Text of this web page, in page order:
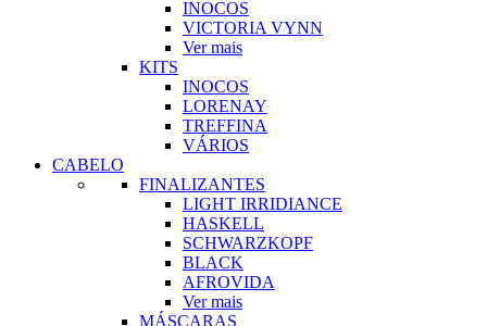
INOCOS
VICTORIA VYNN
Ver mais
KITS
INOCOS
LORENAY
TREFFINA
VÁRIOS
CABELO
FINALIZANTES
LIGHT IRRIDIANCE
HASKELL
SCHWARZKOPF
BLACK
AFROVIDA
Ver mais
MÁSCARAS